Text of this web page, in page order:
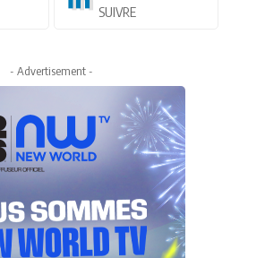
SUIVRE
- Advertisement -